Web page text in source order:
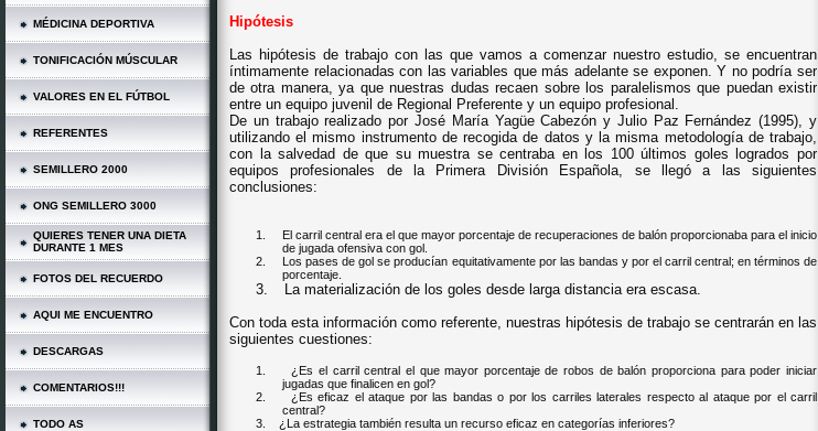
MÉDICINA DEPORTIVA
TONIFICACIÓN MÚSCULAR
VALORES EN EL FÚTBOL
REFERENTES
SEMILLERO 2000
ONG SEMILLERO 3000
QUIERES TENER UNA DIETA
DURANTE 1 MES
FOTOS DEL RECUERDO
AQUI ME ENCUENTRO
DESCARGAS
COMENTARIOS!!!
TODO AS
Hipótesis
Las hipótesis de trabajo con las que vamos a comenzar nuestro estudio, se encuentran
íntimamente relacionadas con las variables que más adelante se exponen. Y no podría ser
de otra manera, ya que nuestras dudas recaen sobre los paralelismos que puedan existir
entre un equipo juvenil de Regional Preferente y un equipo profesional.
De un trabajo realizado por José María Yagüe Cabezón y Julio Paz Fernández (1995), y
utilizando el mismo instrumento de recogida de datos y la misma metodología de trabajo,
con la salvedad de que su muestra se centraba en los 100 últimos goles logrados por
equipos profesionales de la Primera División Española, se llegó a las siguientes
conclusiones:
1.
El carril central era el que mayor porcentaje de recuperaciones de balón proporcionaba para el inicio
de jugada ofensiva con gol.
2.
Los pases de gol se producían equitativamente por las bandas y por el carril central; en términos de
porcentaje.
3.
La materialización de los goles desde larga distancia era escasa.
Con toda esta información como referente, nuestras hipótesis de trabajo se centrarán en las
siguientes cuestiones:
1.
¿Es el carril central el que mayor porcentaje de robos de balón proporciona para poder iniciar
jugadas que finalicen en gol?
2.
¿Es eficaz el ataque por las bandas o por los carriles laterales respecto al ataque por el carril
central?
3.
¿La estrategia también resulta un recurso eficaz en categorías inferiores?